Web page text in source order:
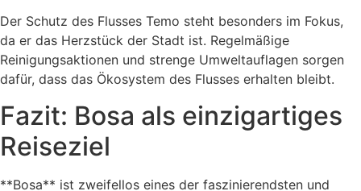
Der Schutz des Flusses Temo steht besonders im Fokus,
da er das Herzstück der Stadt ist. Regelmäßige
Reinigungsaktionen und strenge Umweltauflagen sorgen
dafür, dass das Ökosystem des Flusses erhalten bleibt.
Fazit: Bosa als einzigartiges
Reiseziel
**Bosa** ist zweifellos eines der faszinierendsten und